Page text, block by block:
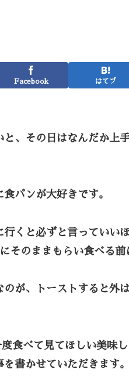
Facebook はてブ
、その日はなんだか上
パンが大好きです。
行くと必ずと言っていい
そのままもらい食べる前
のが、トーストすると外
食べて見てほしい美味
書かせていただきます。